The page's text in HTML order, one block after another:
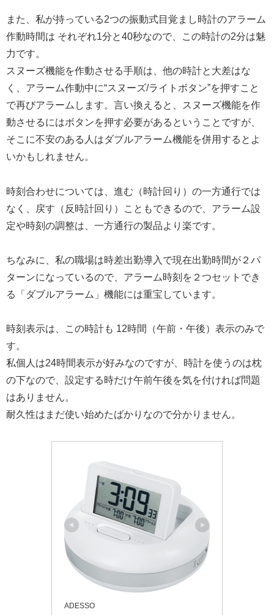
また、私が持っている2つの振動式目覚まし時計のアラーム
作動時間は それぞれ1分と40秒なので、この時計の2分は魅
力です。
スヌーズ機能を作動させる手順は、他の時計と大差はな
く、アラーム作動中に“スヌーズ/ライトボタン”を押すこと
で再びアラームします。言い換えると、スヌーズ機能を作
動させるにはボタンを押す必要があるということですが、
そこに不安のある人はダブルアラーム機能を併用するとよ
いかもしれません。
時刻合わせについては、進む（時計回り）の一方通行では
なく、戻す（反時計回り）こともできるので、アラーム設
定や時刻の調整は、一方通行の製品より楽です。
ちなみに、私の職場は時差出勤導入で現在出勤時間が２パ
ターンになっているので、アラーム時刻を２つセットでき
る「ダブルアラーム」機能には重宝しています。
時刻表示は、この時計も 12時間（午前・午後）表示のみで
す。
私個人は24時間表示が好みなのですが、時計を使うのは枕
の下なので、設定する時だけ午前午後を気を付ければ問題
はありません。
耐久性はまだ使い始めたばかりなので分かりません。
ADESSO